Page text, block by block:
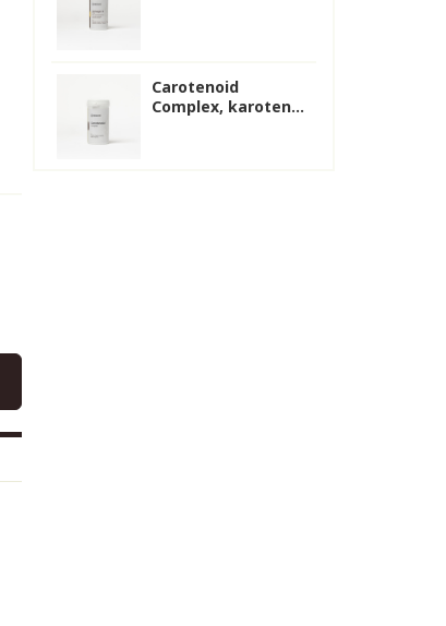
Carotenoid
Complex, karoten...